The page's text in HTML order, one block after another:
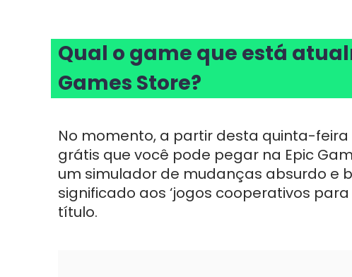
Qual o game que está
Games Store?
No momento, a partir desta quinta-
grátis que você pode pegar na Epic
um simulador de mudanças absurdo e
significado aos ‘jogos cooperativos
título.